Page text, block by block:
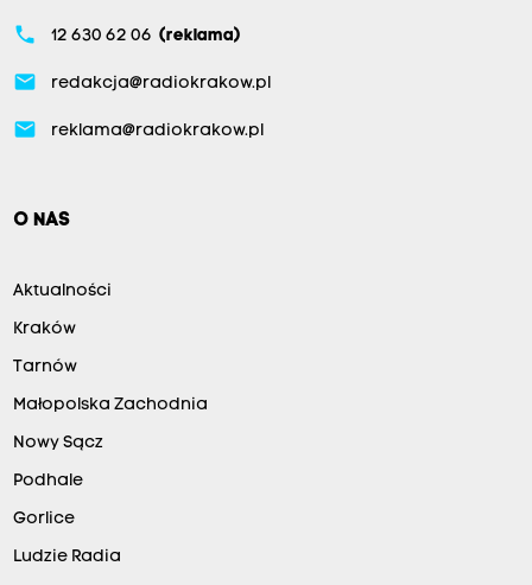
phone 12 630 62 06 (reklama)
email redakcja@radiokrakow.pl
email reklama@radiokrakow.pl
O NAS
Aktualności
Kraków
Tarnów
Małopolska Zachodnia
Nowy Sącz
Podhale
Gorlice
Ludzie Radia